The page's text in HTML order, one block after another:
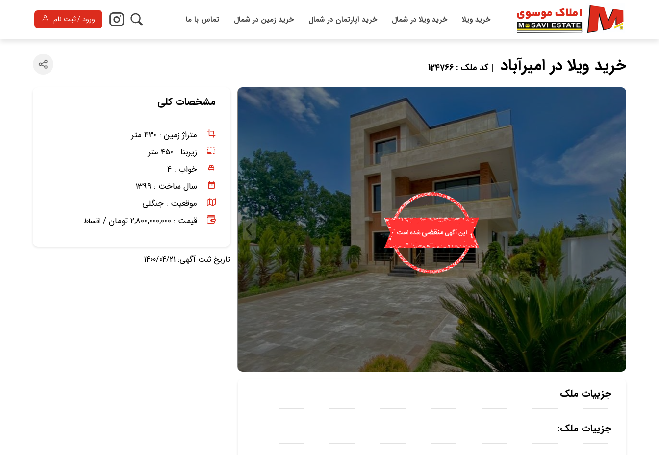
خرید ویلا خرید ویلا در شمال خرید آپارتمان در شمال خرید زمین در شمال تماس با ما ورود / ثبت نام
خرید ویلا در امیرآباد | کد ملک : 124766
مشخصات کلی
متراژ زمین : 430 متر
زیربنا : 450 متر
خواب : 4
سال ساخت : 1399
موقعیت : جنگلی
قیمت : 2,800,000,000 تومان /
اقساط
تاریخ ثبت آگهی: 1400/04/21
جزییات ملک
جزییات ملک: